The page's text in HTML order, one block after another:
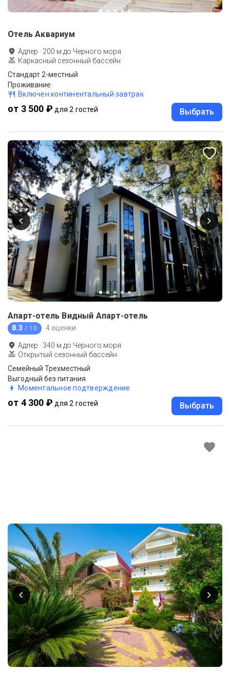
Отель Аквариум
Адлер · 200 м до Черного моря
Каркасный сезонный бассейн
Стандарт 2-местный
Проживание
Включен континентальный завтрак
от 3 500 ₽ для 2 гостей Выбрать
Апарт-отель Видный Апарт-отель
8.3 / 10 4 оценки
Адлер · 340 м до Черного моря
Открытый сезонный бассейн
Семейный Трехместный
Выгодный без питания
Моментальное подтверждение
от 4 300 ₽ для 2 гостей Выбрать